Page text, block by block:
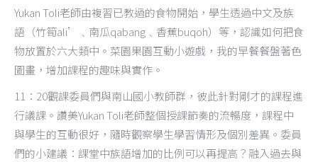
Yukan Toli老師由複習已教過的食物開始，學生透過中文及族
語（竹筍ali’﹑南瓜qabang﹑香蕉buqoh）等，認識如何把食
物放置於六大類中。菜園果園互動小遊戲，我的早餐餐盤著色
圖畫，增加課程的趣味與實作。
11：20觀課委員們與南山國小教師群，彼此針對剛才的課程進
行議課。讚美Yukan Toli老師整個授課節奏的流暢度，課程中
與學生的互動很好，隨時觀察學生學習情形及個別差異。委員
們的小建議：課堂中族語增加的比例可以再提高？融入過去與